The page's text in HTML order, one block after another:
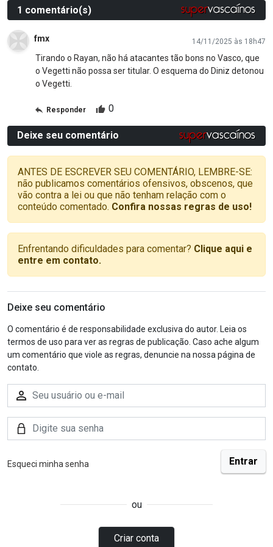
1 comentário(s)
fmx 14/11/2025 às 18h47
Tirando o Rayan, não há atacantes tão bons no Vasco, que
o Vegetti não possa ser titular. O esquema do Diniz detonou
o Vegetti.
Responder 0
Deixe seu comentário
ANTES DE ESCREVER SEU COMENTÁRIO, LEMBRE-SE:
não publicamos comentários ofensivos, obscenos, que
vão contra a lei ou que não tenham relação com o
conteúdo comentado. Confira nossas regras de uso!
Enfrentando dificuldades para comentar? Clique aqui e
entre em contato.
Deixe seu comentário
O comentário é de responsabilidade exclusiva do autor. Leia os
termos de uso para ver as regras de publicação. Caso ache algum
um comentário que viole as regras, denuncie na nossa página de
contato.
Esqueci minha senha
ou
Criar conta